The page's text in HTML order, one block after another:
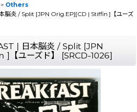
> Others
本脳炎 / Split [JPN Orig.EP][CD | Stiffin ]【ユーズ
| 日本脳炎 / Split [JPN
【ユーズド】
[SRCD-1026]